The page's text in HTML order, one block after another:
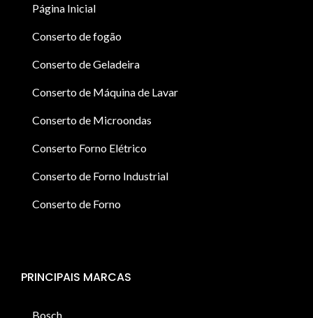
Página Inicial
Conserto de fogão
Conserto de Geladeira
Conserto de Máquina de Lavar
Conserto de Microondas
Conserto Forno Elétrico
Conserto de Forno Industrial
Conserto de Forno
PRINCIPAIS MARCAS
Bosch